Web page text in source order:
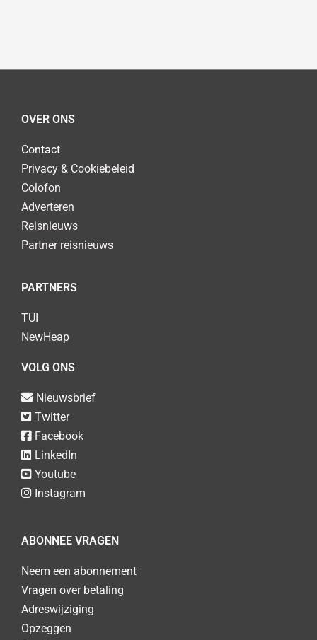
OVER ONS
Contact
Privacy & Cookiebeleid
Colofon
Adverteren
Reisnieuws
Partner reisnieuws
PARTNERS
TUI
NewHeap
VOLG ONS
Nieuwsbrief
Twitter
Facebook
LinkedIn
Youtube
Instagram
ABONNEE VRAGEN
Neem een abonnement
Vragen over betaling
Adreswijziging
Opzeggen